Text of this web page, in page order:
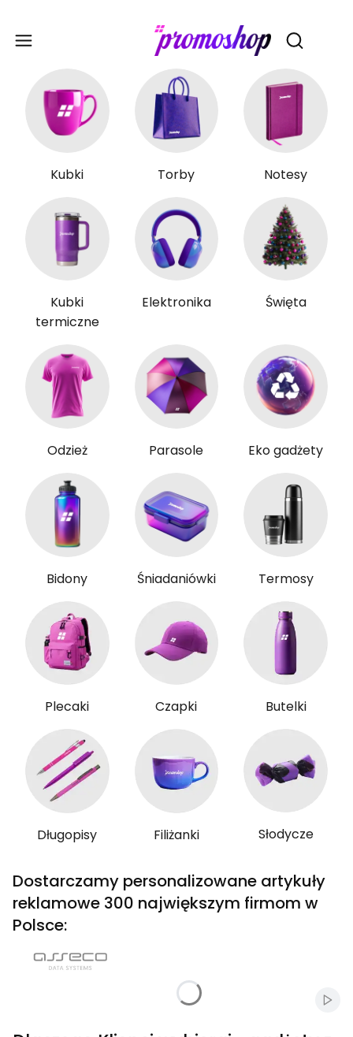
Otwórz
Kubki Torby Notesy
Kubki
termiczne
Elektronika Święta
Odzież Parasole Eko gadżety
Bidony Śniadaniówki Termosy
Plecaki Czapki Butelki
Długopisy Filiżanki Słodycze
Dostarczamy personalizowane artykuły
reklamowe 300 największym firmom w
Polsce: